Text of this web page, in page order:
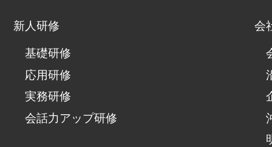
新人研修
基礎研修
応用研修
実務研修
会話力アップ研修
会